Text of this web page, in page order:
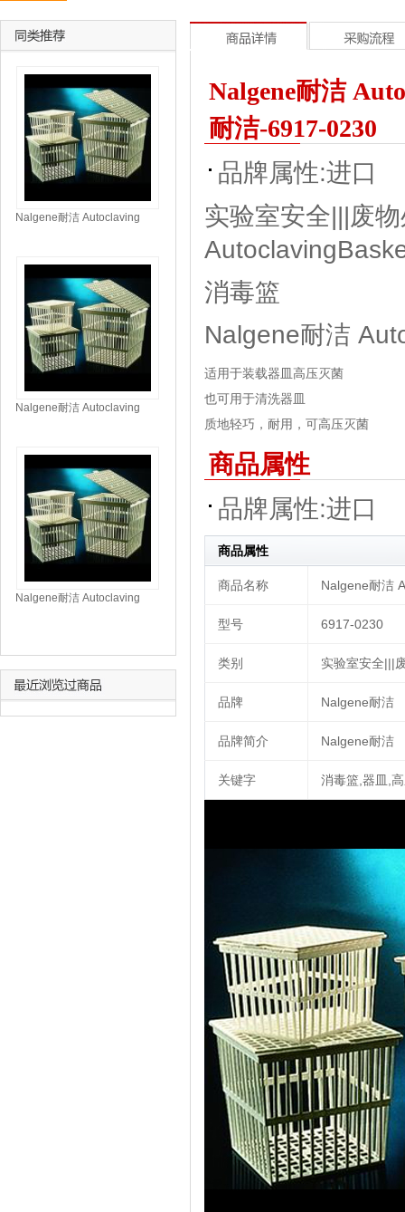
Nalgene耐洁
耐洁-6917-0230
品牌属性:进口
实验室安全|||废
消毒篮
Nalgene耐洁
适用于装载器皿高压灭菌
也可用于清洗器皿
质地轻巧，耐用，可高压灭菌
商品属性
品牌属性:进口
商品属性
商品名称 Nalgene耐洁
型号 6917-0230
类别 实验室安全|||
品牌 Nalgene耐洁
品牌简介 Nalgene耐洁
关键字 消毒篮,器皿,
Nalgene耐洁 Autoclaving
Nalgene耐洁 Autoclaving
Nalgene耐洁 Autoclaving